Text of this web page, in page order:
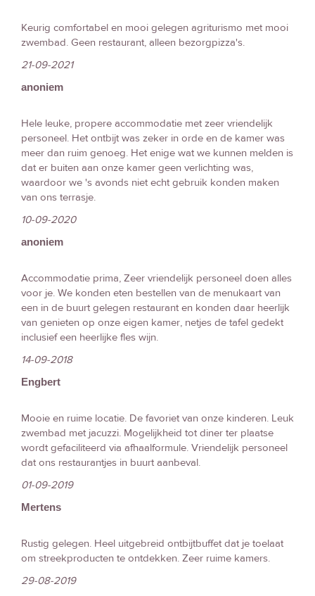
Keurig comfortabel en mooi gelegen agriturismo met mooi
zwembad. Geen restaurant, alleen bezorgpizza's.
21-09-2021
anoniem
Hele leuke, propere accommodatie met zeer vriendelijk
personeel. Het ontbijt was zeker in orde en de kamer was
meer dan ruim genoeg. Het enige wat we kunnen melden is
dat er buiten aan onze kamer geen verlichting was,
waardoor we 's avonds niet echt gebruik konden maken
van ons terrasje.
10-09-2020
anoniem
Accommodatie prima, Zeer vriendelijk personeel doen alles
voor je. We konden eten bestellen van de menukaart van
een in de buurt gelegen restaurant en konden daar heerlijk
van genieten op onze eigen kamer, netjes de tafel gedekt
inclusief een heerlijke fles wijn.
14-09-2018
Engbert
Mooie en ruime locatie. De favoriet van onze kinderen. Leuk
zwembad met jacuzzi. Mogelijkheid tot diner ter plaatse
wordt gefaciliteerd via afhaalformule. Vriendelijk personeel
dat ons restaurantjes in buurt aanbeval.
01-09-2019
Mertens
Rustig gelegen. Heel uitgebreid ontbijtbuffet dat je toelaat
om streekproducten te ontdekken. Zeer ruime kamers.
29-08-2019